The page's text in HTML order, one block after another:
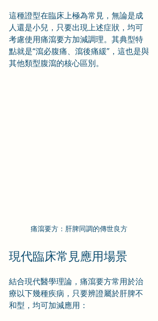
這種證型在臨床上極為常見，無論是成
人還是小兒，只要出現上述症狀，均可
考慮使用痛瀉要方加減調理。其典型特
點就是“瀉必腹痛、瀉後痛緩”，這也是與
其他類型腹瀉的核心區別。
痛瀉要方：肝脾同調的傳世良方
現代臨床常見應用場景
結合現代醫學理論，痛瀉要方常用於治
療以下幾種疾病，只要辨證屬於肝脾不
和型，均可加減應用：